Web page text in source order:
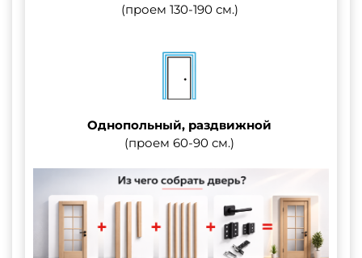
(проем 130-190 см.)
Однопольный, раздвижной
(проем 60-90 см.)